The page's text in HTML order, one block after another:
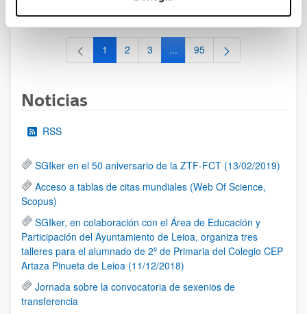
al 30/07/2026 (ambos incluídos)
Página
1 Página
2 Página
3 ...Páginas intermedias Use TAB
Página
95
Noticias
RSS
SGIker en el 50 aniversario de la ZTF-FCT (13/02/2019)
Acceso a tablas de citas mundiales (Web Of Science,
Scopus)
SGIker, en colaboración con el Área de Educación y
Participación del Ayuntamiento de Leioa, organiza tres
talleres para el alumnado de 2º de Primaria del Colegio CEP
Artaza Pinueta de Leioa (11/12/2018)
Jornada sobre la convocatoria de sexenios de
transferencia